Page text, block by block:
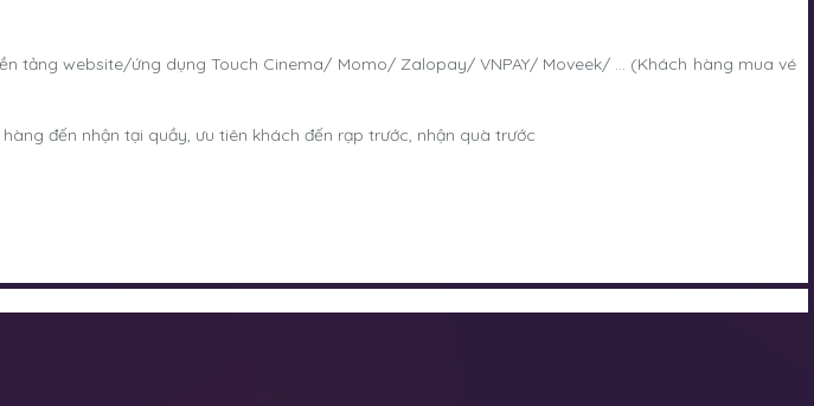
tảng website/ứng dụng Touch Cinema/ Momo/ Zalopay/ VNPAY/ Moveek/ ... (Khách hàng mua vé
đến nhận tại quầy, ưu tiên khách đến rạp trước, nhận quà trước